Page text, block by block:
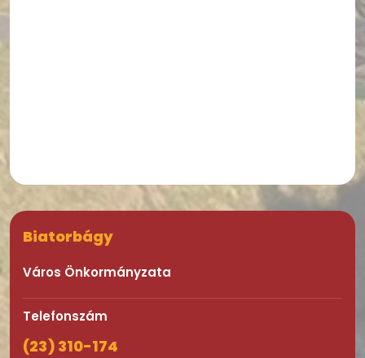
Biatorbágy
Város Önkormányzata
Telefonszám
(23) 310-174